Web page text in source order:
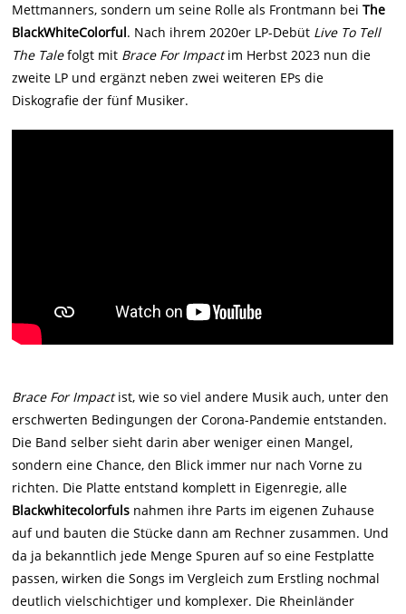
Mettmanners, sondern um seine Rolle als Frontmann beiThe
BlackWhiteColorful. Nach ihrem 2020er LP-Debüt Live To Tell
The Talefolgt mit Brace For Impactim Herbst 2023 nun die
zweite LP und ergänzt neben zwei weiteren EPs die
Diskografie der fünf Musiker.
Brace For Impactist, wie so viel andere Musik auch, unter den
erschwerten Bedingungen der Corona-Pandemie entstanden.
Die Band selber sieht darin aber weniger einen Mangel,
sondern eine Chance, den Blick immer nur nach Vorne zu
richten. Die Platte entstand komplett in Eigenregie, alle
Blackwhitecolorfuls nahmen ihre Parts im eigenen Zuhause
auf und bauten die Stücke dann am Rechner zusammen. Und
da ja bekanntlich jede Menge Spuren auf so eine Festplatte
passen, wirken die Songs im Vergleich zum Erstling nochmal
deutlich vielschichtiger und komplexer. Die Rheinländer